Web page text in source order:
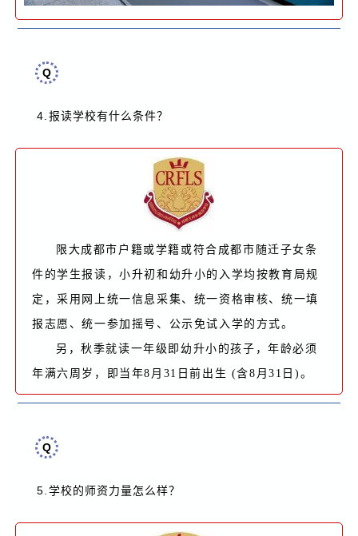
Q
4. 报读学校有什么条件？
限大成都市户籍或学籍或符合成都市随迁子女条
件的学生报读，小升初和幼升小的入学均按教育局规
定，采用网上统一信息采集、统一资格审核、统一填
报志愿、统一参加摇号、公示免试入学的方式。
另，秋季就读一年级即幼升小的孩子，年龄必须
年满六周岁，即当年8月31日前出生 (含8月31日)。
Q
5. 学校的师资力量怎么样？